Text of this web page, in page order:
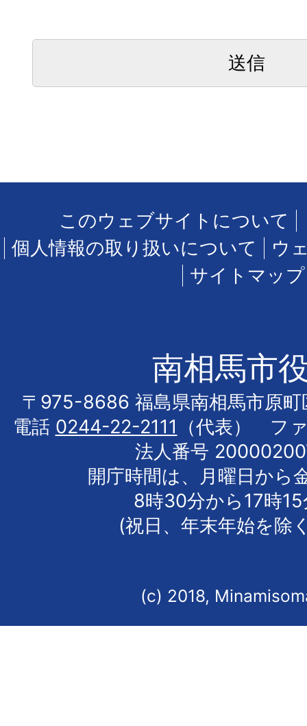
このウェブサイトについて
個人情報の取り扱いについて
ウ
サイトマップ
南相馬市
〒975-8686 福島県南相馬市原町
電話 0244-22-2111
（代表） フ
法人番号
開庁時間は、月曜日から
8時30分から17時
(祝日、年末年始を除
(c) 2018,